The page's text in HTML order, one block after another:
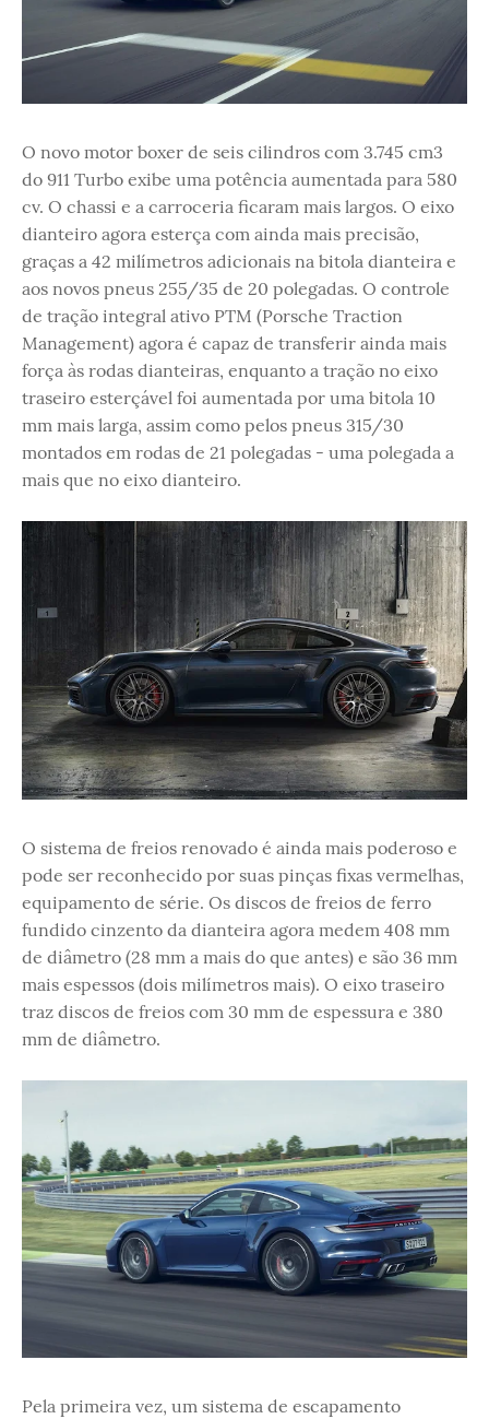
O novo motor boxer de seis cilindros com 3.745 cm3
do 911 Turbo exibe uma potência aumentada para 580
cv. O chassi e a carroceria ficaram mais largos. O eixo
dianteiro agora esterça com ainda mais precisão,
graças a 42 milímetros adicionais na bitola dianteira e
aos novos pneus 255/35 de 20 polegadas. O controle
de tração integral ativo PTM (Porsche Traction
Management) agora é capaz de transferir ainda mais
força às rodas dianteiras, enquanto a tração no eixo
traseiro esterçável foi aumentada por uma bitola 10
mm mais larga, assim como pelos pneus 315/30
montados em rodas de 21 polegadas - uma polegada a
mais que no eixo dianteiro.
O sistema de freios renovado é ainda mais poderoso e
pode ser reconhecido por suas pinças fixas vermelhas,
equipamento de série. Os discos de freios de ferro
fundido cinzento da dianteira agora medem 408 mm
de diâmetro (28 mm a mais do que antes) e são 36 mm
mais espessos (dois milímetros mais). O eixo traseiro
traz discos de freios com 30 mm de espessura e 380
mm de diâmetro.
Pela primeira vez, um sistema de escapamento